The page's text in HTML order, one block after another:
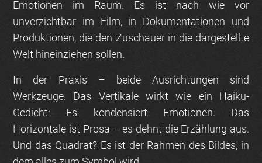
Emotionen im Raum. Es ist nach wie vor
unverzichtbar im Film, in Dokumentationen und
Produktionen, die den Zuschauer in die dargestellte
Welt hineinziehen sollen.
In der Praxis – beide Ausrichtungen sind
Werkzeuge. Das Vertikale wirkt wie ein Haiku-
Gedicht: Es kondensiert Emotionen. Das
Horizontale ist Prosa – es dehnt die Erzählung aus.
Und das Quadrat? Es ist der Rahmen des Bildes, in